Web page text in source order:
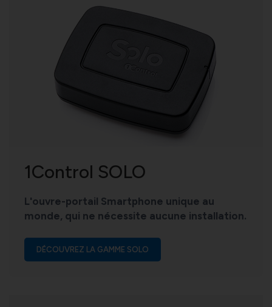
1Control SOLO
L'ouvre-portail Smartphone unique au
monde, qui ne nécessite aucune installation.
DÉCOUVREZ LA GAMME SOLO